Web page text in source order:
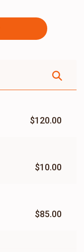
$120.00
$10.00
$85.00